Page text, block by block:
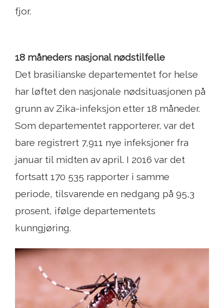
fjor.
18 måneders nasjonal nødstilfelle
Det brasilianske departementet for helse
har løftet den nasjonale nødsituasjonen på
grunn av Zika-infeksjon etter 18 måneder.
Som departementet rapporterer, var det
bare registrert 7,911 nye infeksjoner fra
januar til midten av april. I 2016 var det
fortsatt 170 535 rapporter i samme
periode, tilsvarende en nedgang på 95,3
prosent, ifølge departementets
kunngjøring.